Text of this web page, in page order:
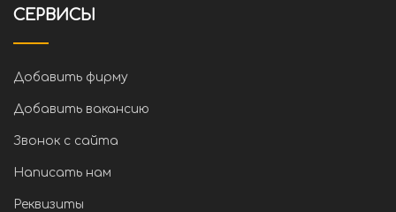
СЕРВИСЫ
Добавить фирму
Добавить вакансию
Звонок с сайта
Написать нам
Реквизиты